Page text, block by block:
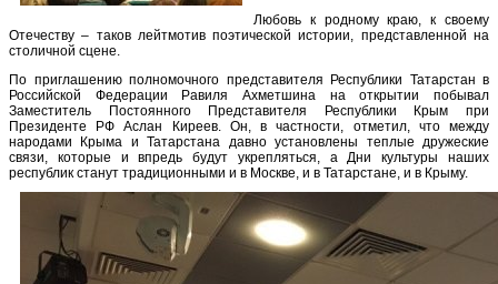
Любовь к родному краю, к своему
Отечеству – таков лейтмотив поэтической истории, представленной на
столичной сцене.
По приглашению полномочного представителя Республики Татарстан в
Российской Федерации Равиля Ахметшина на открытии побывал
Заместитель Постоянного Представителя Республики Крым при
Президенте РФ Аслан Киреев. Он, в частности, отметил, что между
народами Крыма и Татарстана давно установлены теплые дружеские
связи, которые и впредь будут укрепляться, а Дни культуры наших
республик станут традиционными и в Москве, и в Татарстане, и в Крыму.